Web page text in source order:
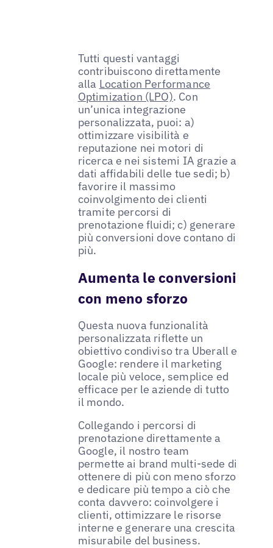
Tutti questi vantaggi
contribuiscono direttamente
alla Location Performance
Optimization (LPO). Con
un’unica integrazione
personalizzata, puoi: a)
ottimizzare visibilità e
reputazione nei motori di
ricerca e nei sistemi IA grazie a
dati affidabili delle tue sedi; b)
favorire il massimo
coinvolgimento dei clienti
tramite percorsi di
prenotazione fluidi; c) generare
più conversioni dove contano di
più.
Aumenta le conversioni
con meno sforzo
Questa nuova funzionalità
personalizzata riflette un
obiettivo condiviso tra Uberall e
Google: rendere il marketing
locale più veloce, semplice ed
efficace per le aziende di tutto
il mondo.
Collegando i percorsi di
prenotazione direttamente a
Google, il nostro team
permette ai brand multi-sede di
ottenere di più con meno sforzo
e dedicare più tempo a ciò che
conta davvero: coinvolgere i
clienti, ottimizzare le risorse
interne e generare una crescita
misurabile del business.